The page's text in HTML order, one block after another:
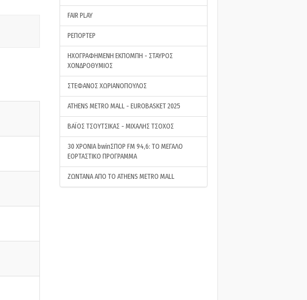
FAIR PLAY
ΡΕΠΟΡΤΕΡ
ΗΧΟΓΡΑΦΗΜΕΝΗ ΕΚΠΟΜΠΗ - ΣΤΑΥΡΟΣ
ΧΟΝΔΡΟΘΥΜΙΟΣ
ΣΤΕΦΑΝΟΣ ΧΩΡΙΑΝΟΠΟΥΛΟΣ
ATHENS METRO MALL - EUROBASKET 2025
ΒΑΪΟΣ ΤΣΟΥΤΣΙΚΑΣ - ΜΙΧΑΛΗΣ ΤΣΟΧΟΣ
30 ΧΡΟΝΙΑ bwinΣΠΟΡ FM 94,6: ΤΟ ΜΕΓΑΛΟ
ΕΟΡΤΑΣΤΙΚΟ ΠΡΟΓΡΑΜΜΑ
ΖΩΝΤΑΝΑ ΑΠΟ ΤΟ ATHENS METRO MALL